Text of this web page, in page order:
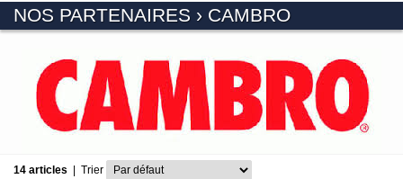
NOS PARTENAIRES › CAMBRO
14 articles Trier